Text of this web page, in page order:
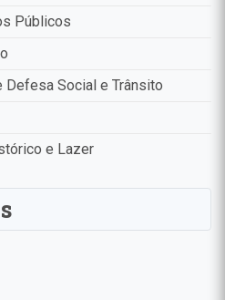
Públicos
Defesa Social e Trânsito
e Lazer